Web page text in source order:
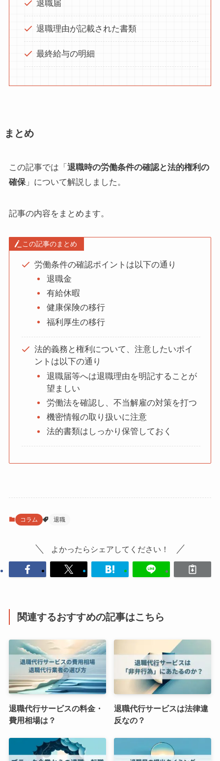
退職届
退職理由が記載された書類
最終給与の明細
まとめ
この記事では「 退職時の労働条件の確認と法的権利の
確保」について解説しました。
記事の内容をまとめます。
この記事のまとめ
労働条件の確認ポイントは以下の通り
退職金
有給休暇
健康保険の移行
福利厚生の移行
法的義務と権利について、注意したいポイ
ントは以下の通り
退職届等へは退職理由を明記することが
望ましい
労働法を確認し、不当解雇の対策を打つ
機密情報の取り扱いに注意
法的書類はしっかり保管しておく
コラム 退職
よかったらシェアしてください！
関連するおすすめの記事はこちら
退職代行サービスの料金・
費用相場は？
退職代行サービスは法律違
反なの？